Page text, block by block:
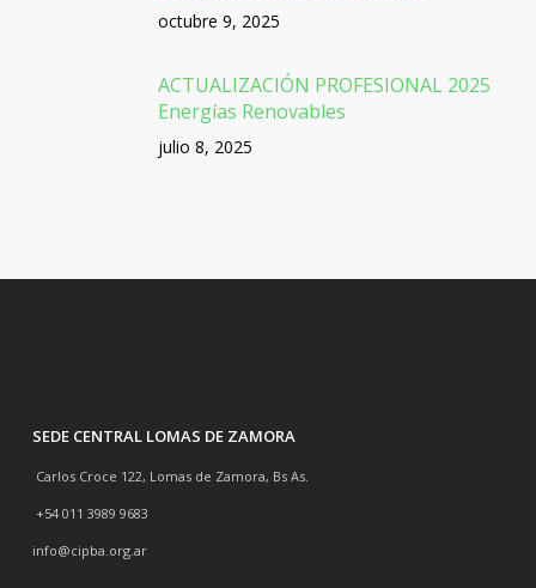
octubre 9, 2025
ACTUALIZACIÓN PROFESIONAL 2025
Energías Renovables
julio 8, 2025
SEDE CENTRAL LOMAS DE ZAMORA
Carlos Croce 122, Lomas de Zamora, Bs As.
+54 011 3989 9683
info@cipba.org.ar